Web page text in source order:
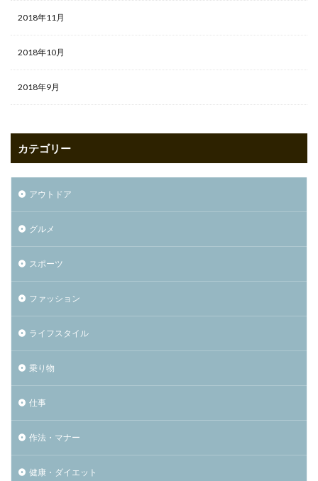
2018年11月
2018年10月
2018年9月
カテゴリー
アウトドア
グルメ
スポーツ
ファッション
ライフスタイル
乗り物
仕事
作法・マナー
健康・ダイエット